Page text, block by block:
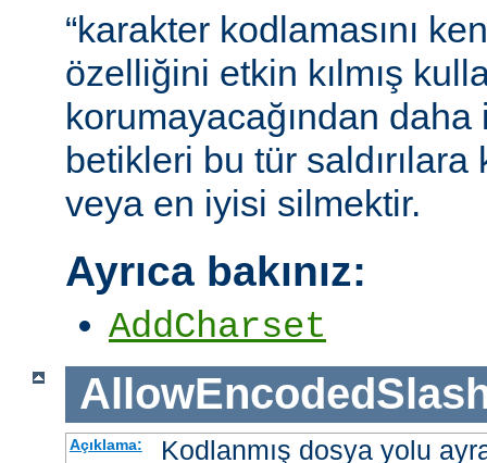
“karakter kodlamasını
özelliğini etkin kılmış
korumayacağından
betikleri bu tür saldırılara
veya en iyisi silmektir.
Ayrıca bakınız:
AddCharset
Açıklama:
Kodlanmış dosya yolu